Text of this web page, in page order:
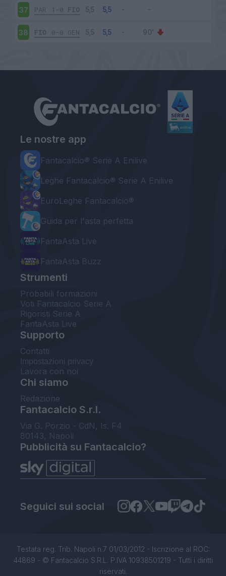
37 PAR 1-0 FIO
38 FIO 0-0 GEN
Le nostre app
Fantacalcio® Serie A Enilive
Leghe Fantacalcio® Serie A Enilive
EuroLeghe Fantacalcio®
Guida per l'asta perfetta
FantaAsta Live
FantaAsta Buzz
Strumenti
Probabili formazioni
Voti Fantacalcio Serie A
Rigoristi Serie A
FantaAsta Live
Supporto
Contatti
Impostazioni privacy
Lavora con noi
Chi siamo
Redazione
Fantacalcio S.r.l.
Via G. Porzio - CdN, Is. F4
80143, Napoli
Pubblicità su Fantacalcio?
Seguici sui social
Testata reg. Trib. Napoli n.7 01/03/2012 - Iscrizione al ROC:
44869 - © Fantacalcio S.R.L. P.IVA 10938501219 - Tutti i diritti
riservati.